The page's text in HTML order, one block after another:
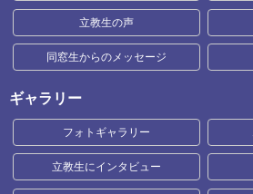
立教生の声
同窓生からのメッセージ
ギャラリー
フォトギャラリー
立教生にインタビュー